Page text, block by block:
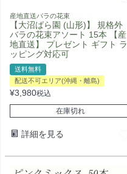
産地直送バラの花束
【大沼ばら園 (山形)】 規格外
バラの花束アソート 15本 【産
地直送】 プレゼント ギフト ラ
ッピング対応可
送料無料
配送不可エリア(沖縄・離島)
¥3,980税込
在庫切れ
詳細を見る